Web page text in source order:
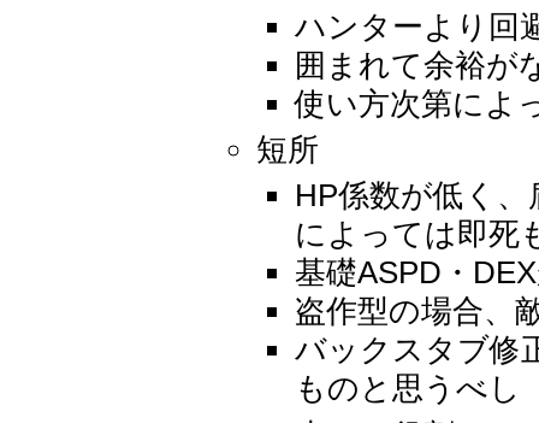
ハンターより回
囲まれて余裕が
使い方次第によ
短所
HP係数が低く
によっては即死
基礎ASPD・
盗作型の場合、
バックスタブ修
ものと思うべし